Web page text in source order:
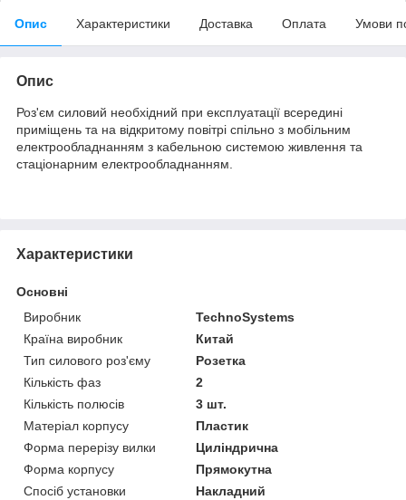
Опис Характеристики Доставка Оплата Умови
Опис
Роз'єм силовий необхідний при експлуатації всередині
приміщень та на відкритому повітрі спільно з мобільним
електрообладнанням з кабельною системою живлення та
стаціонарним електрообладнанням.
Характеристики
Основні
Виробник
TechnoSystems
Країна виробник
Китай
Тип силового роз'єму
Розетка
Кількість фаз
2
Кількість полюсів
3 шт.
Матеріал корпусу
Пластик
Форма перерізу вилки
Циліндрична
Форма корпусу
Прямокутна
Спосіб установки
Накладний